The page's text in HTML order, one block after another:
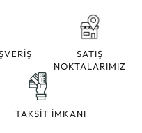
SATIŞ
NOKTALARIMIZ
TAKSİT İMKANI